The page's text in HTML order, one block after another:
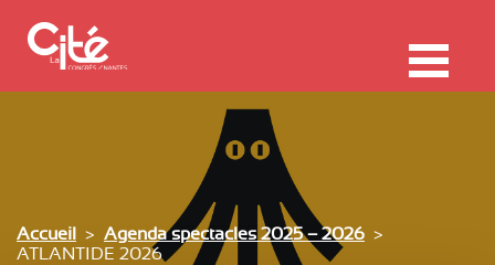
Accueil
Agenda spectacles 2025 – 2026
ATLANTIDE 2026